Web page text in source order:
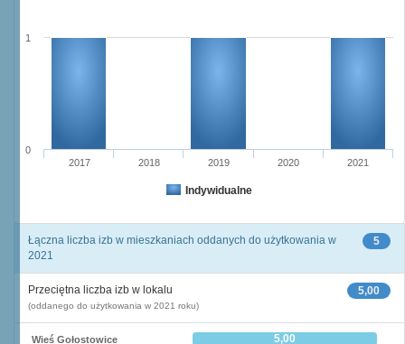
Indywidualne
2017 2018 2019 2020 2021
0
1
5
Łączna liczba izb w mieszkaniach oddanych do użytkowania w
2021
5,00
Przeciętna liczba izb w lokalu
(oddanego do użytkowania w 2021 roku)
Wieś Gołostowice 5,00